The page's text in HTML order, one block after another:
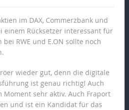
im DAX, Commerzbank und
einem Rücksetzer interessant für
RWE und E.ON sollte noch
wieder gut, denn die digitale
ist genau richtig! Auch
sehr aktiv. Auch Fraport
und ist ein Kandidat für das